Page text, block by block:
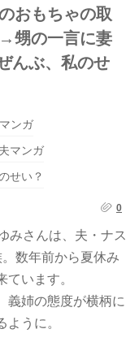
おもちゃの取
甥の一言に妻
んぶ、私のせ
ンガ
マンガ
せい？
0
みさんは、夫・ナス
数年前から夏休み
います。
義姉の態度が横柄に
うに。